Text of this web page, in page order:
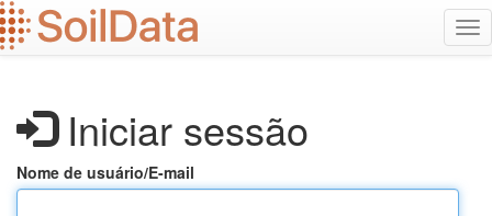
Ir
para
o
Iniciar sessão
Nome de usuário/E-mail